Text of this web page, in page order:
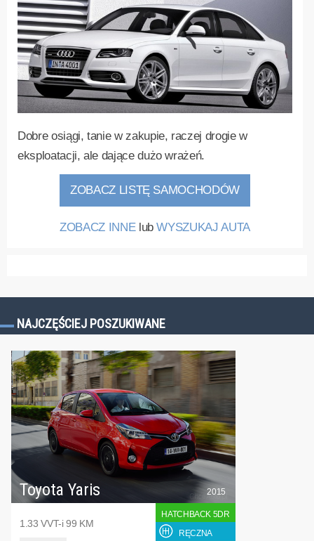
Dobre osiągi, tanie w zakupie, raczej drogie w
eksploatacji, ale dające dużo wrażeń.
ZOBACZ LISTĘ SAMOCHODÓW
ZOBACZ INNElubWYSZUKAJ AUTA
NAJCZĘŚCIEJ POSZUKIWANE
Toyota Yaris
1.33 VVT-i 99 KM
2015
HATCHBACK 5DR
RĘCZNA